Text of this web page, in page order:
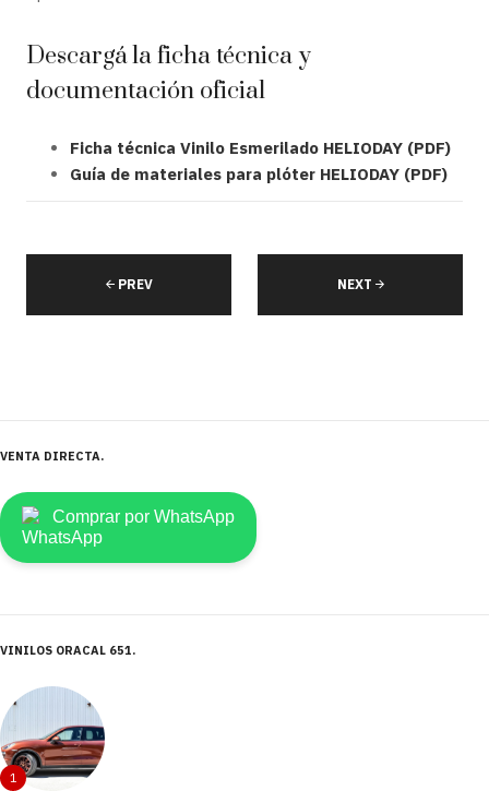
Descargá la ficha técnica y
documentación oficial
Ficha técnica Vinilo Esmerilado HELIODAY (PDF)
Guía de materiales para plóter HELIODAY (PDF)
PREV NEXT
VENTA DIRECTA
Comprar por WhatsApp
VINILOS ORACAL 651
1